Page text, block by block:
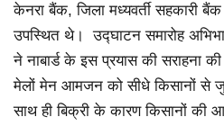
केनरा बैंक, जिला मध्यवर्ती सहकारी
उपस्थित थे। उद्घाटन समारोह
ने नाबार्ड के इस प्रयास की सराहना
मेलों मेन आमजन को सीधे किसानों से
साथ ही बिक्री के कारण किसानों की